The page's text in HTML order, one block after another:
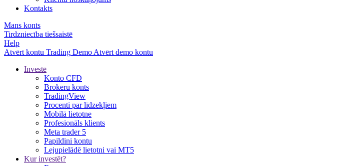
Kontakts
Mans konts
Tirdzniecība tiešsaistē
Help
Atvērt kontu Trading Demo Atvērt demo kontu
Investē
Konto CFD
Brokeru konts
TradingView
Procenti par līdzekļiem
Mobilā lietotne
Profesionāls klients
Meta trader 5
Papildini kontu
Lejupielādē lietotni vai MT5
Kur investēt?